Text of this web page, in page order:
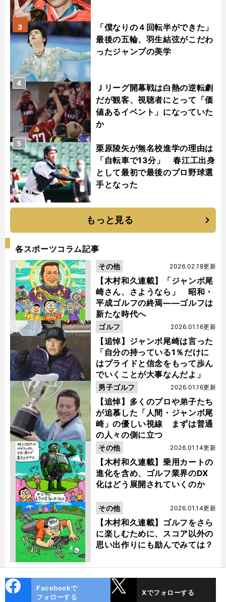
「僕なりの４回転半ができた」
最後の五輪、羽生結弦がこだわ
ったジャンプの美学
3
Ｊリーグ開幕戦は白熱の逆転劇
だが観客、視聴者にとって「価
値あるイベント」になっていた
か
4
栗原陵矢が無名校進学の理由は
「自転車で13分」 春江工出身
として最初で最後のプロ野球選
手となった
5
もっと見る
各スポーツコラム記事
【木村和久連載】「ジャンボ尾
崎さん、さようなら」 昭和・
平成ゴルフの終焉――ゴルフは
新たな時代へ
2026.02.18更新
その他
【追悼】ジャンボ尾崎は言った
「自分の持っている1％だけに
はプライドと信念をもって歩ん
でいくことが大事なんだよ」
2026.01.16更新
ゴルフ
【追悼】多くのプロや弟子たち
が追慕した「人間・ジャンボ尾
崎」の優しい視線 まずは普通
の人々の側に立つ
2026.01.16更新
男子ゴルフ
【木村和久連載】乗用カートの
進化を含め、ゴルフ業界のDX
化はどう展開されていくのか
2026.01.14更新
その他
【木村和久連載】ゴルフをさら
に楽しむために、スコア以外の
思い出作りにも励んでみては？
2026.01.14更新
その他
ok
Facebookで
フォローする
Xでフォローする